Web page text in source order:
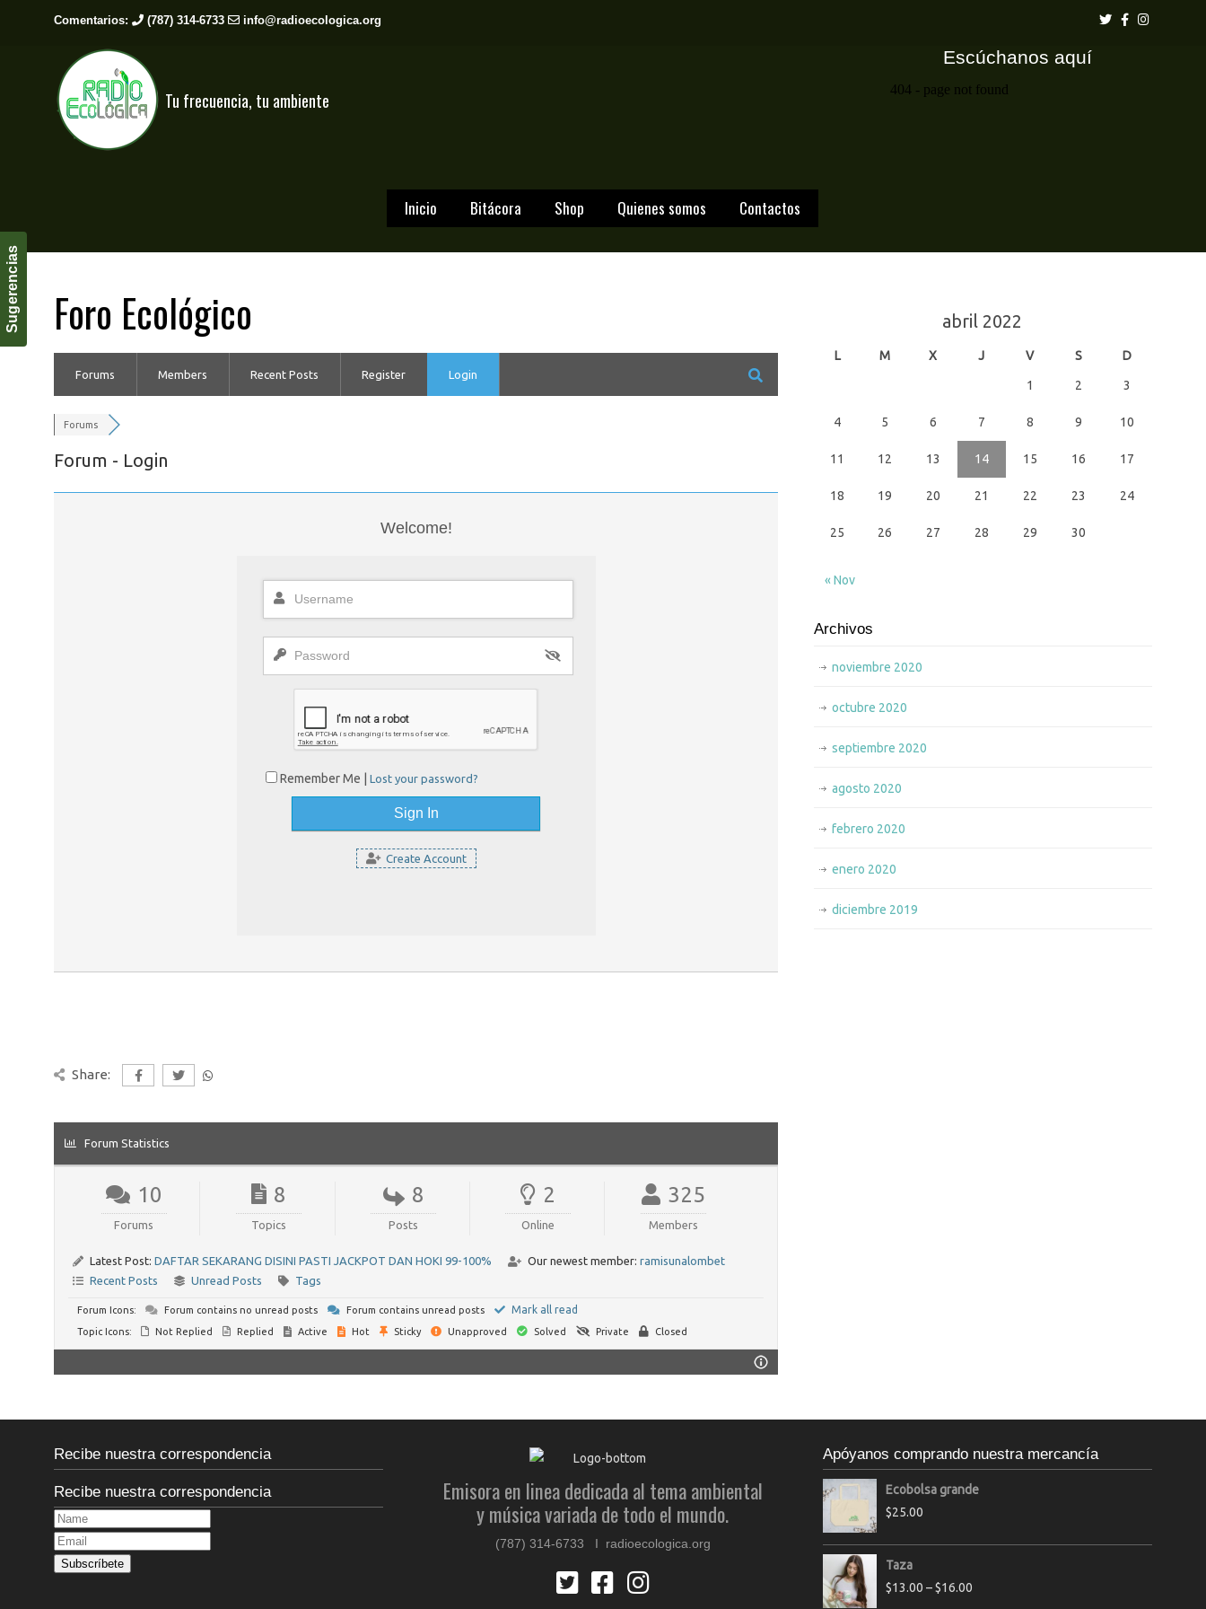
Sugerencias
Comentarios: (787) 314-6733 info@radioecologica.org
Tu frecuencia, tu ambiente
Escúchanos aquí
Inicio Bitácora Shop Quienes somos Contactos
Foro Ecológico
Forums Members Recent Posts Register Login
Forums
Forum - Login
Welcome!
Remember Me | Lost your password?
Create Account
Share:
Forum Statistics
10
Forums
8
Topics
8
Posts
2
Online
325
Members
Latest Post:DAFTAR SEKARANG DISINI PASTI JACKPOT DAN HOKI 99-100% Our newest member:ramisunalombet
Recent Posts
Unread Posts Tags
Forum Icons: Forum contains no unread posts Forum contains unread posts Mark all read
Topic Icons: Not Replied Replied Active Hot Sticky Unapproved Solved Private Closed
abril 2022
L M X J V S D
1 2 3
4 5 6 7 8 9 10
11 12 13 14 15 16 17
18 19 20 21 22 23 24
25 26 27 28 29 30
« Nov
Archivos
noviembre 2020
octubre 2020
septiembre 2020
agosto 2020
febrero 2020
enero 2020
diciembre 2019
Recibe nuestra correspondencia
Recibe nuestra correspondencia Emisora en linea dedicada al tema ambiental
y música variada de todo el mundo.
(787) 314-6733 I radioecologica.org
Apóyanos comprando nuestra mercancía
Ecobolsa grande
$25.00
Taza
$13.00 –$16.00